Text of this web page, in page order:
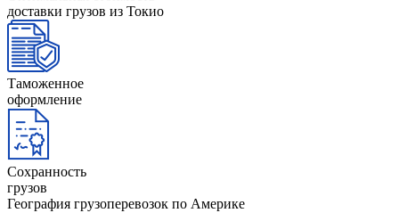
доставки грузов из Токио
Таможенное
оформление
Сохранность
грузов
География грузоперевозок по Америке